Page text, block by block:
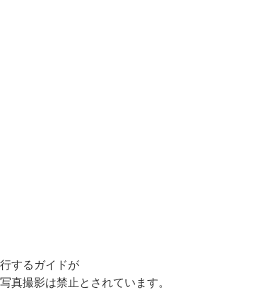
するガイドが
真撮影は禁止とされています。